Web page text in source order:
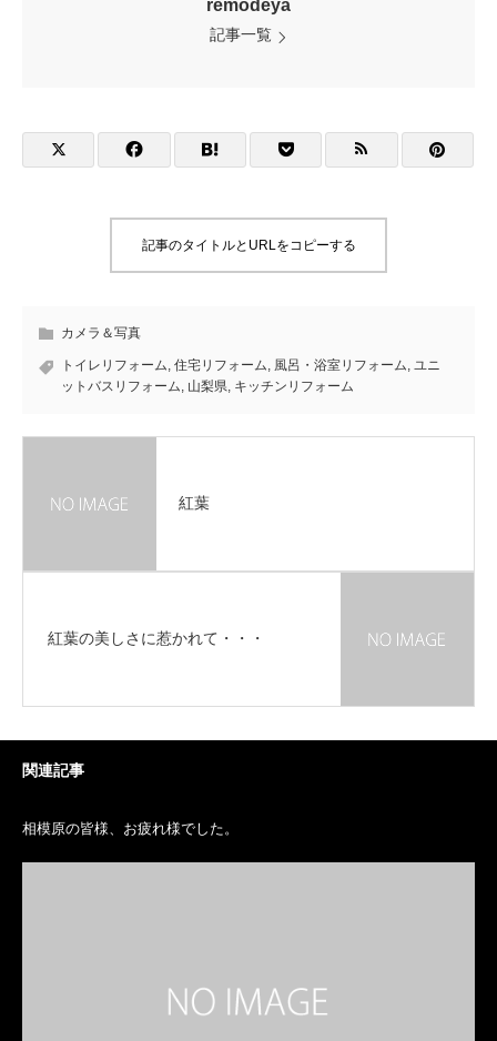
remodeya
記事一覧
記事のタイトルとURLをコピーする
カメラ＆写真
トイレリフォーム, 住宅リフォーム, 風呂・浴室リフォーム, ユニ
ットバスリフォーム, 山梨県, キッチンリフォーム
紅葉
紅葉の美しさに惹かれて・・・
関連記事
相模原の皆様、お疲れ様でした。